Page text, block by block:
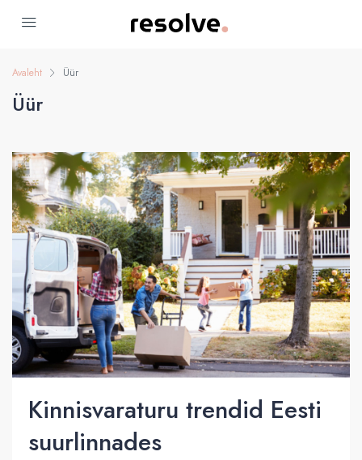
Avaleht Üür
Üür
Kinnisvaraturu trendid Eesti
suurlinnades